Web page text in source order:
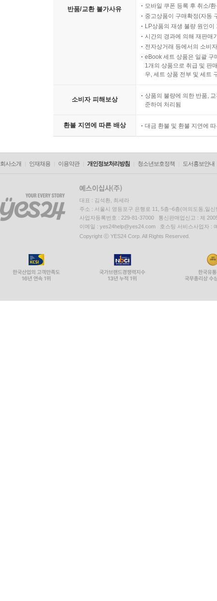
반품/교환 불가사유
모바일 쿠폰 등록 후 취소/
중고상품이 구매확정(자동
LP상품의 재생 불량 원인
시간의 경과에 의해 재판매
전자상거래 등에서의 소비
eBook 세트 상품은 일괄 구
1개의 상품으로 취급 및 판
우, 세트 상품 전부 및 세트
소비자 피해보상
상품의 불량에 의한 반품,
준하여 처리됨
환불 지연에 따른 배상 대금 환불 및 환불 지연에
회사소개 인재채용 이용약관 개인정보처리방침 청소년보호정책 도서홍보안내
대표 : 김석환, 최세라
주소 : 서울시 영등포구 은행로 11, 5층~6층(여의도동,일신
사업자등록번호 : 229-81-37000 통신판매업신고 : 제
이메일 : yes24help@yes24.com 호스팅 서비스사업자 :
Copyright ⓒ YES24 Corp. All Rights Reserved.